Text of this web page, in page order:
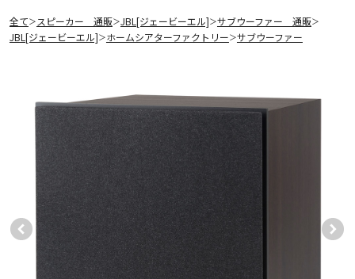
全て＞ スピーカー 通販＞JBL[ジェービーエル]＞サブウーファー 通販＞
JBL[ジェービーエル]＞ホームシアターファクトリー＞サブウーファー